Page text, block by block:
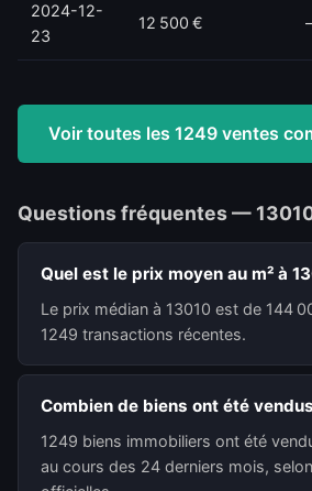
2024-12-
23
12 500 €
Voir toutes les 1249 ventes
Questions fréquentes —
Quel est le prix moyen au m² à
Le prix médian à 13010 est de 144
1249 transactions récentes.
Combien de biens ont été
1249 biens immobiliers ont été
au cours des 24 derniers mois,